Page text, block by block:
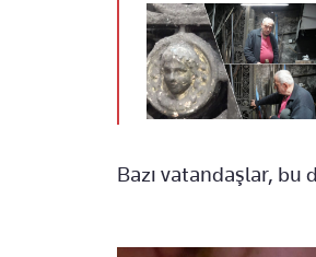
Bazı vatandaşlar, bu